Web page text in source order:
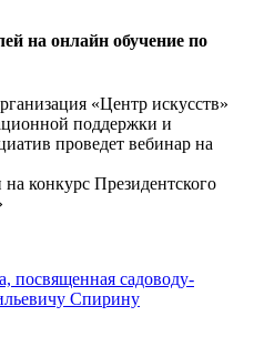
на онлайн обучение по
«Центр искусств»
поддержки и
проведет вебинар на
конкурс Президентского